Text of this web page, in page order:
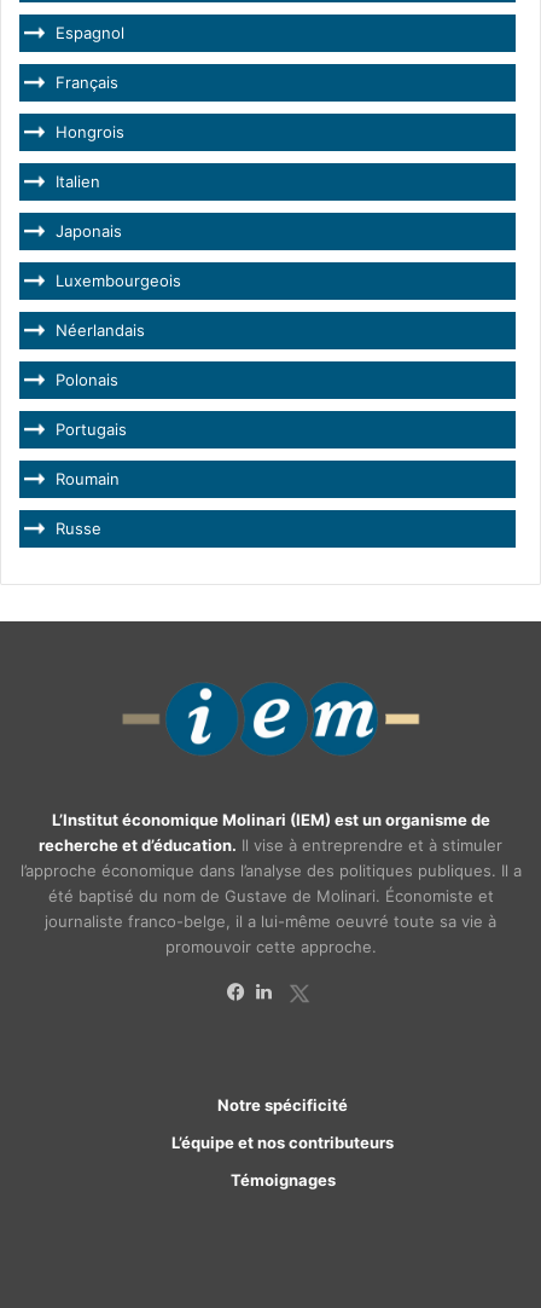
Espagnol
Français
Hongrois
Italien
Japonais
Luxembourgeois
Néerlandais
Polonais
Portugais
Roumain
Russe
L’Institut économique Molinari (IEM) est un organisme de
recherche et d’éducation. Il vise à entreprendre et à stimuler
l’approche économique dans l’analyse des politiques publiques. Il a
été baptisé du nom de Gustave de Molinari. Économiste et
journaliste franco-belge, il a lui-même oeuvré toute sa vie à
promouvoir cette approche.
Notre spécificité
L’équipe et nos contributeurs
Témoignages